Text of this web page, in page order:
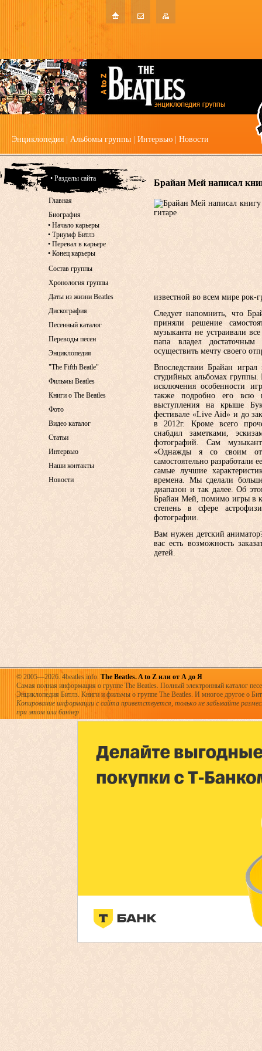
Энциклопедия Альбомы группы Интервью Новости
Брайан Мей написал
известной во всем мире рок-
Следует напомнить, что
приняли решение
музыканта не устраивали
папа владел
осуществить мечту своего
Впоследствии Брайан
студийных альбомах группы.
исключения особенности
также подробно его всю
выступления на крыше
фестивале «Live Aid» и до
в 2012г. Кроме всего
снабдил заметками,
фотографий. Сам
«Однажды я со своим
самостоятельно разработали
самые лучшие
времена. Мы сделали
диапазон и так далее. Об
Брайан Мей, помимо игры в
степень в сфере
фотографии.
Вам нужен детский
вас есть возможность
детей.
• Разделы сайта
Главная
Биография
• Начало карьеры
• Триумф Битлз
• Перевал в карьере
• Конец карьеры
Состав группы
Хронология группы
Даты из жизни Beatles
Дискография
Песенный каталог
Переводы песен
Энциклопедия
"The Fifth Beatle"
Фильмы Beatles
Книги о The Beatles
Фото
Видео каталог
Статьи
Интервью
Наши контакты
Новости
© 2005—2026. 4beatles.info. The Beatles. A to Z или от А до Я
Самая полная информация о группе The Beatles. Полный электронный каталог
Энциклопедия Битлз. Книги и фильмы о группе The Beatles. И многое другое о
Копирование информации с сайта приветствуется, только не забывайте
при этом или баннер